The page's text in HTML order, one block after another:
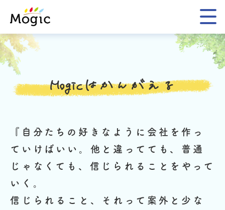
Mogic
Mogicはかんがえる
『自分たちの好きなように会社を作っ
ていけばいい。 他と違ってても、普通
じゃなくても、信じられることをやって
いく。
信じられること、それって案外と少な